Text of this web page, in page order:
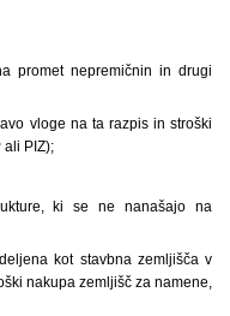
promet nepremičnin in drugi
vloge na ta razpis in stroški
ali PIZ);
ki se ne nanašajo na
kot stavbna zemljišča v
nakupa zemljišč za namene,